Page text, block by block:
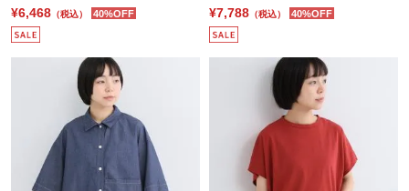
¥6,468 （税込） 40%OFF
¥7,788 （税込） 40%OFF